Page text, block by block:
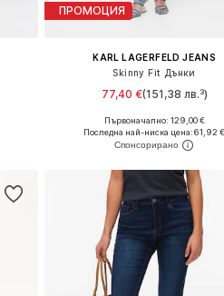
ПРОМОЦИЯ
KARL LAGERFELD JEANS
Skinny Fit Дънки
77,40 €(151,38 лв.³)
Предлага се в много размери
Добави в кошницата
Първоначално: 129,00 €
Последна най-ниска цена:61,92 €